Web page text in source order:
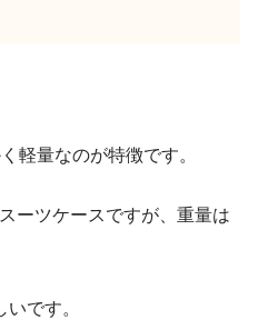
軽量なのが特徴です。
ーツケースですが、重量は
です。